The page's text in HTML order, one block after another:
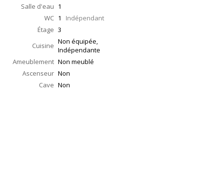
Salle d'eau 1
WC 1 Indépendant
Étage 3
Cuisine Non équipée,
Indépendante
Ameublement Non meublé
Ascenseur Non
Cave Non